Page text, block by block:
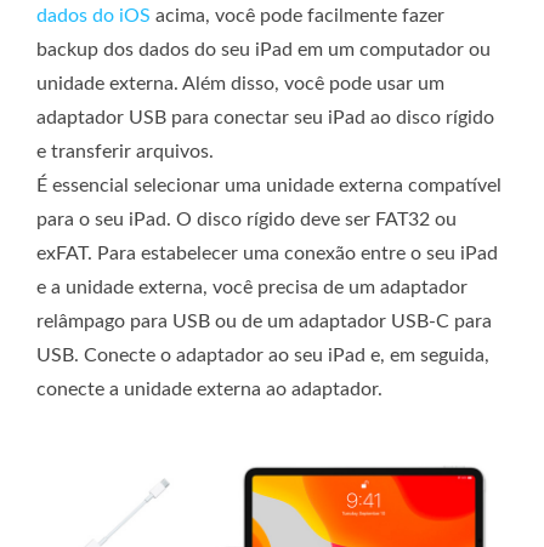
dados do iOS acima, você pode facilmente fazer
backup dos dados do seu iPad em um computador ou
unidade externa. Além disso, você pode usar um
adaptador USB para conectar seu iPad ao disco rígido
e transferir arquivos.
É essencial selecionar uma unidade externa compatível
para o seu iPad. O disco rígido deve ser FAT32 ou
exFAT. Para estabelecer uma conexão entre o seu iPad
e a unidade externa, você precisa de um adaptador
relâmpago para USB ou de um adaptador USB-C para
USB. Conecte o adaptador ao seu iPad e, em seguida,
conecte a unidade externa ao adaptador.